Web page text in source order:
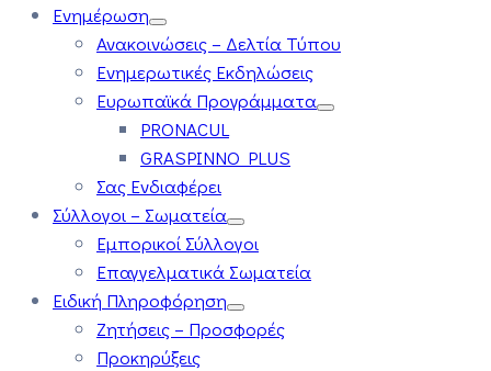
Ενημέρωση
Ανακοινώσεις – Δελτία Τύπου
Ενημερωτικές Εκδηλώσεις
Ευρωπαϊκά Προγράμματα
PRONACUL
GRASPINNO PLUS
Σας Ενδιαφέρει
Σύλλογοι – Σωματεία
Εμπορικοί Σύλλογοι
Επαγγελματικά Σωματεία
Ειδική Πληροφόρηση
Ζητήσεις – Προσφορές
Προκηρύξεις